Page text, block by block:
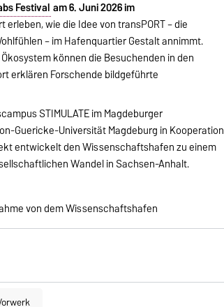
Festival am 6. Juni 2026 im
wie die Idee von transPORT – die
– im Hafenquartier Gestalt annimmt.
können die Besuchenden in den
erklären Forschende bildgeführte
STIMULATE im Magdeburger
Guericke-Universität Magdeburg in Kooperation
entwickelt den Wissenschaftshafen zu einem
Wandel in Sachsen-Anhalt.
von dem Wissenschaftshafen